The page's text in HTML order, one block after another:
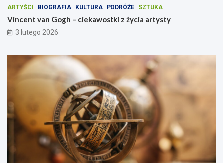
ARTYŚCI BIOGRAFIA KULTURA PODRÓŻE SZTUKA
Vincent van Gogh – ciekawostki z życia artysty
3 lutego 2026